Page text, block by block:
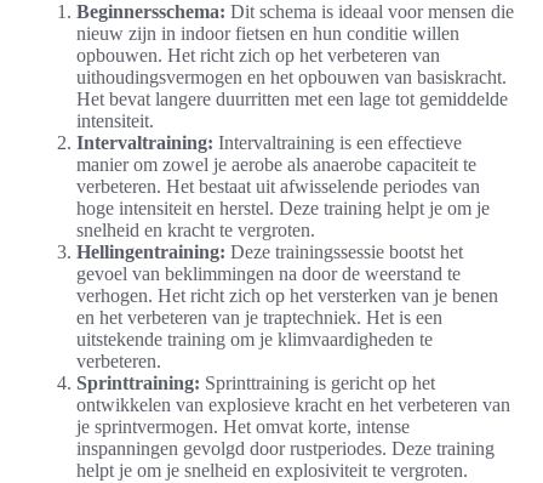
Beginnersschema: Dit schema is ideaal voor mensen die
nieuw zijn in indoor fietsen en hun conditie willen
opbouwen. Het richt zich op het verbeteren van
uithoudingsvermogen en het opbouwen van basiskracht.
Het bevat langere duurritten met een lage tot gemiddelde
intensiteit.
Intervaltraining: Intervaltraining is een effectieve
manier om zowel je aerobe als anaerobe capaciteit te
verbeteren. Het bestaat uit afwisselende periodes van
hoge intensiteit en herstel. Deze training helpt je om je
snelheid en kracht te vergroten.
Hellingentraining: Deze trainingssessie bootst het
gevoel van beklimmingen na door de weerstand te
verhogen. Het richt zich op het versterken van je benen
en het verbeteren van je traptechniek. Het is een
uitstekende training om je klimvaardigheden te
verbeteren.
Sprinttraining: Sprinttraining is gericht op het
ontwikkelen van explosieve kracht en het verbeteren van
je sprintvermogen. Het omvat korte, intense
inspanningen gevolgd door rustperiodes. Deze training
helpt je om je snelheid en explosiviteit te vergroten.